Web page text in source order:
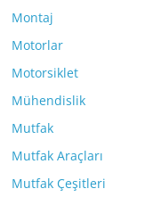
Montaj
Motorlar
Motorsiklet
Mühendislik
Mutfak
Mutfak Araçları
Mutfak Çeşitleri